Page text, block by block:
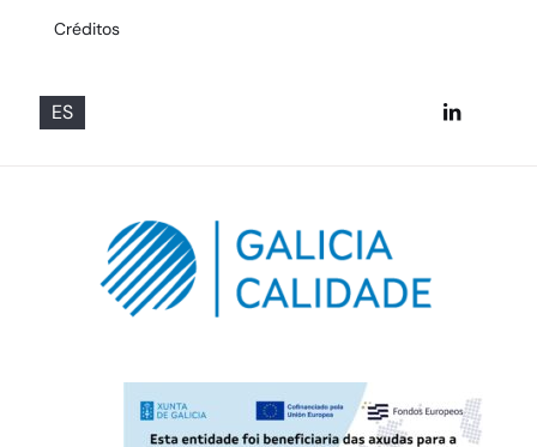
Créditos
ES